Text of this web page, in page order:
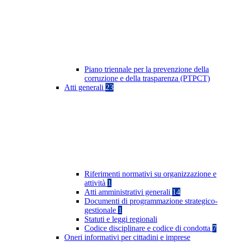
Piano triennale per la prevenzione della
corruzione e della trasparenza (PTPCT)
Atti generali 23
Riferimenti normativi su organizzazione e
attività 1
Atti amministrativi generali 14
Documenti di programmazione strategico-
gestionale 1
Statuti e leggi regionali
Codice disciplinare e codice di condotta 7
Oneri informativi per cittadini e imprese